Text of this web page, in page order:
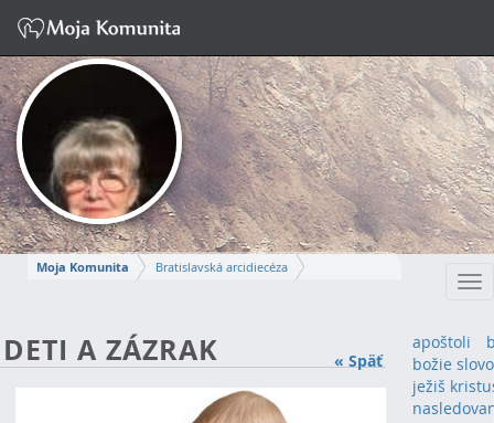
Moja Komunita
Bratislavská arcidiecéza
ANNA « Späť
DETI A ZÁZRAK apoštoli
božie slovo
ježiš